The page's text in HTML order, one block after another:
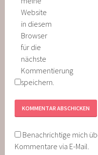
Website
in diesem
Browser
für die
nächste
Kommentierung
speichern.
Benachrichtige mich
Kommentare via E-Mail.